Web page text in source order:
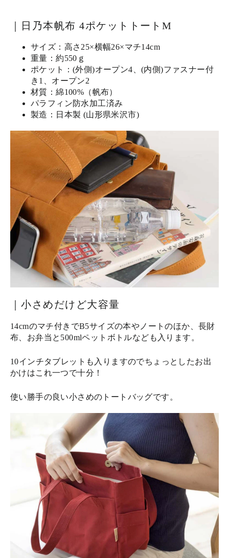
｜日乃本帆布 4ポケットトートM
サイズ：高さ25×横幅26×マチ14cm
重量：約550ｇ
ポケット：(外側)オープン4、(内側)ファスナー付
き1、オープン2
材質：綿100%（帆布）
パラフィン防水加工済み
製造：日本製 (山形県米沢市)
｜小さめだけど大容量
14cmのマチ付きでB5サイズの本やノートのほか、長財
布、お弁当と500mlペットボトルなども入ります。
10インチタブレットも入りますのでちょっとしたお出
かけはこれ一つで十分！
使い勝手の良い小さめのトートバッグです。